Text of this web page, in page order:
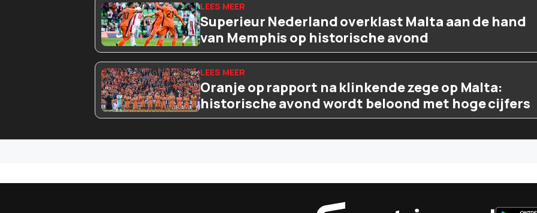
Superieur Nederland overklast Malta aan de hand
van Memphis op historische avond
Oranje op rapport na klinkende zege op Malta:
historische avond wordt beloond met hoge cijfers